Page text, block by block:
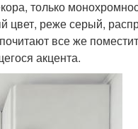
только
цвет, реже серый,
все же
акцента.